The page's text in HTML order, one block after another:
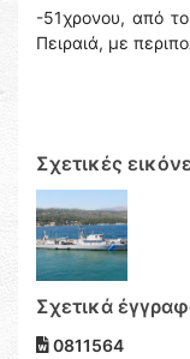
-51χρονου, από το
Πειραιά, με
Σχετικές
Σχετικά
0811564